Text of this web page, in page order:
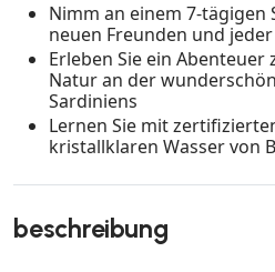
Nimm an einem 7-
neuen Freunden und
Erleben Sie ein Abenteuer
Natur an der
Sardiniens
Lernen Sie mit
kristallklaren Wasser von
beschreibung